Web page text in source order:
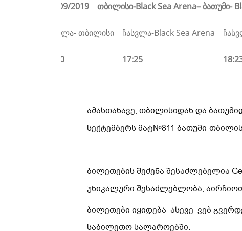
07/ 09/2019 თბილისი-Black Sea Arena– ბათუმი-
გასვლა- თბილისი ჩასვლა-Black Sea Arena
12:40 17:25
ამასთანავე, თბილისიდან და
სექტემბერს მატ№811 ბათუმი-
ბილეთების შეძენა შესაძლებელია
უნიკალური შესაძლებლობა,
ბილეთები იყიდება ასევე ვებ
საბილეთო სალაროებში.